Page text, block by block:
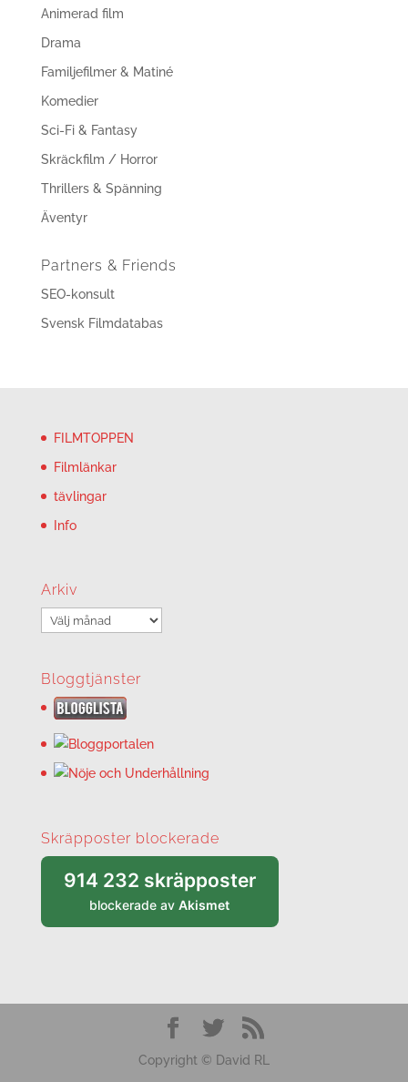
Animerad film
Drama
Familjefilmer & Matiné
Komedier
Sci-Fi & Fantasy
Skräckfilm / Horror
Thrillers & Spänning
Äventyr
Partners & Friends
SEO-konsult
Svensk Filmdatabas
FILMTOPPEN
Filmlänkar
tävlingar
Info
Arkiv
Arkiv
Bloggtjänster
Skräpposter blockerade
914 232 skräpposter
blockerade avAkismet
Copyright © David RL